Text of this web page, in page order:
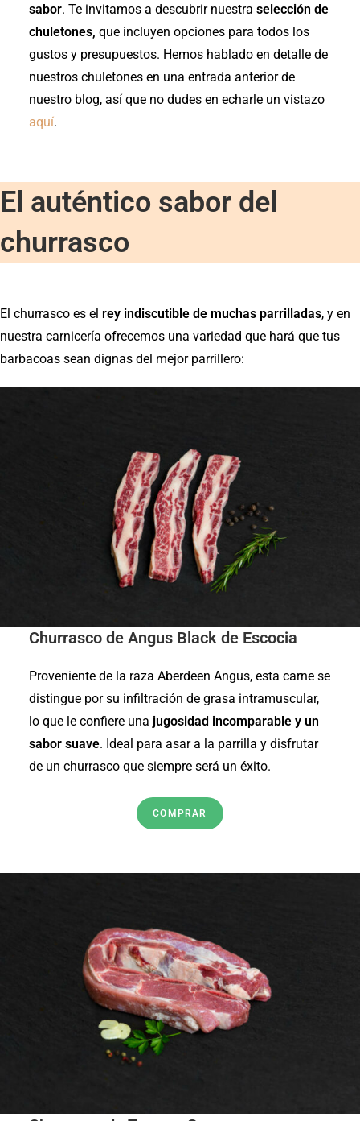
sabor. Te invitamos a descubrir nuestra selección de
chuletones, que incluyen opciones para todos los
gustos y presupuestos. Hemos hablado en detalle de
nuestros chuletones en una entrada anterior de
nuestro blog, así que no dudes en echarle un vistazo
aquí.
El auténtico sabor del
churrasco
El churrasco es el rey indiscutible de muchas parrilladas, y en
nuestra carnicería ofrecemos una variedad que hará que tus
barbacoas sean dignas del mejor parrillero:
Churrasco de Angus Black de Escocia
Proveniente de la raza Aberdeen Angus, esta carne se
distingue por su infiltración de grasa intramuscular,
lo que le confiere una jugosidad incomparable y un
sabor suave. Ideal para asar a la parrilla y disfrutar
de un churrasco que siempre será un éxito.
COMPRAR